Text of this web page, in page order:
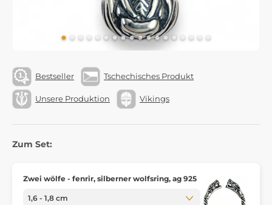
Bestseller Tschechisches Produkt
Unsere Produktion Vikings
Zum Set:
Zwei wölfe - fenrir, silberner wolfsring, ag 925